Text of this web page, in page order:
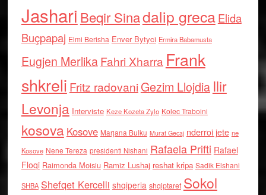
Jashari Beqir Sinadalip grecaElida
Buçpapaj Elmi Berisha Enver Bytyci Ermira Babamusta
Eugjen MerlikaFahri Xharra Frank
shkreli Fritz radovaniGezim Llojdia Ilir
Levonja Interviste Keze Kozeta Zylo Kolec Traboini
kosova Kosove Marjana Bulku Murat Gecaj nderroi jete ne
Kosove Nene Tereza presidenti Nishani Rafaela Prifti Rafael
Floqi Raimonda Moisiu Ramiz Lushaj reshat kripa Sadik Elshani
SHBA Shefqet Kercelli shqiperia shqiptaret Sokol